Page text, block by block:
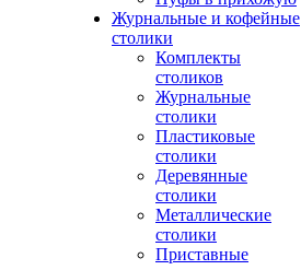
Журнальные и кофейные
столики
Комплекты
столиков
Журнальные
столики
Пластиковые
столики
Деревянные
столики
Металлические
столики
Приставные